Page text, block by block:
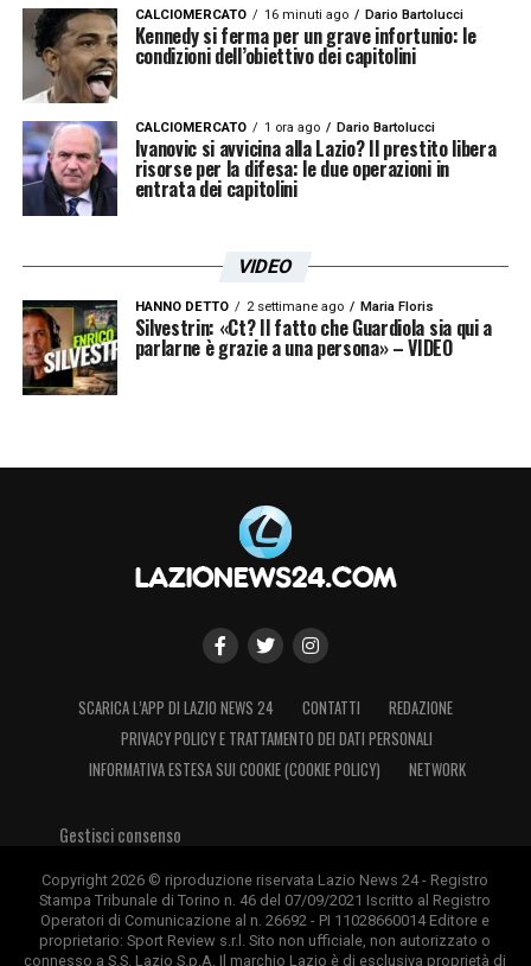
CALCIOMERCATO 16 minuti ago Dario Bartolucci
Kennedy si ferma per un grave infortunio: le
condizioni dell’obiettivo dei capitolini
CALCIOMERCATO 1 ora ago Dario Bartolucci
Ivanovic si avvicina alla Lazio? Il prestito libera
risorse per la difesa: le due operazioni in
entrata dei capitolini
VIDEO
HANNO DETTO 2 settimane ago Maria Floris
Silvestrin: «Ct? Il fatto che Guardiola sia qui a
parlarne è grazie a una persona» – VIDEO
SCARICA L’APP DI LAZIO NEWS 24 CONTATTI
REDAZIONE
PRIVACY POLICY E TRATTAMENTO DEI DATI PERSONALI
INFORMATIVA ESTESA SUI COOKIE (COOKIE POLICY)
NETWORK
Gestisci consenso
Copyright 2026 © riproduzione riservata Lazio News 24 - Registro
Stampa Tribunale di Torino n. 46 del 07/09/2021 Iscritto al Registro
Operatori di Comunicazione al n. 26692 - PI 11028660014 Editore e
proprietario: Sport Review s.r.l. Sito non ufficiale, non autorizzato o
connesso a S.S. Lazio S.p.A. Il marchio Lazio è di esclusiva proprietà di